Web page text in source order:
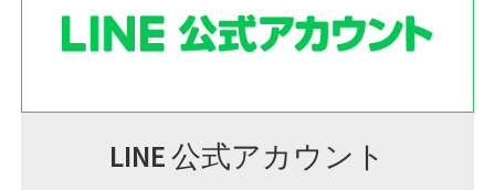
LINE 公式アカウント